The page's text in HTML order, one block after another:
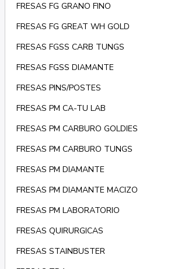
FRESAS FG GRANO FINO
FRESAS FG GREAT WH GOLD
FRESAS FGSS CARB TUNGS
FRESAS FGSS DIAMANTE
FRESAS PINS/POSTES
FRESAS PM CA-TU LAB
FRESAS PM CARBURO GOLDIES
FRESAS PM CARBURO TUNGS
FRESAS PM DIAMANTE
FRESAS PM DIAMANTE MACIZO
FRESAS PM LABORATORIO
FRESAS QUIRURGICAS
FRESAS STAINBUSTER